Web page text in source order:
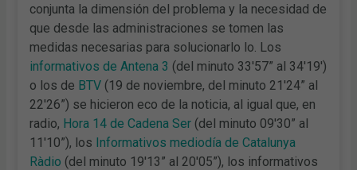
conjunta la dimensión del problema y la necesidad de
que desde las administraciones se tomen las
medidas necesarias para solucionarlo lo. Los
informativos de Antena 3 (del minuto 33'57” al 34'19')
o los de BTV (19 de noviembre, del minuto 21'24” al
22'26”) se hicieron eco de la noticia, al igual que, en
radio, Hora 14 de Cadena Ser (del minuto 09'30” al
11'10”), los Informativos mediodía de Catalunya
Ràdio (del minuto 19'13” al 20'05”), los informativos